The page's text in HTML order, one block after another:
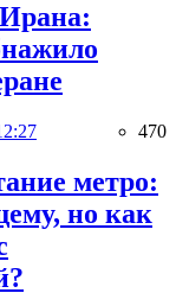
470
метро:
но как